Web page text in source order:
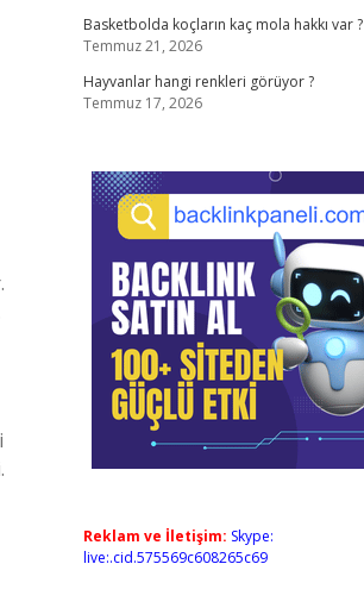
Basketbolda koçların kaç mola hakkı var ?
Temmuz 21, 2026
Hayvanlar hangi renkleri görüyor ?
Temmuz 17, 2026
Reklam ve İletişim: Skype:
live:.cid.575569c608265c69